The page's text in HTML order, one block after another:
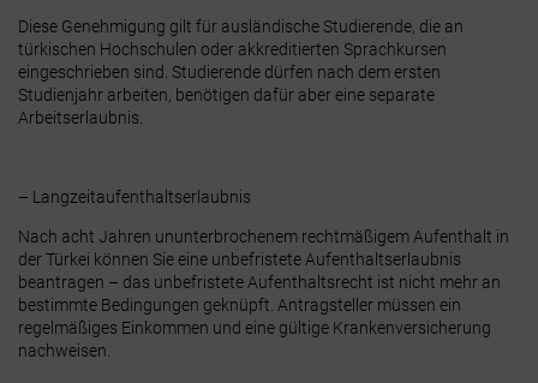
Diese Genehmigung gilt für ausländische Studierende, die an
türkischen Hochschulen oder akkreditierten Sprachkursen
eingeschrieben sind. Studierende dürfen nach dem ersten
Studienjahr arbeiten, benötigen dafür aber eine separate
Arbeitserlaubnis.
– Langzeitaufenthaltserlaubnis
Nach acht Jahren ununterbrochenem rechtmäßigem Aufenthalt in
der Türkei können Sie eine unbefristete Aufenthaltserlaubnis
beantragen – das unbefristete Aufenthaltsrecht ist nicht mehr an
bestimmte Bedingungen geknüpft. Antragsteller müssen ein
regelmäßiges Einkommen und eine gültige Krankenversicherung
nachweisen.